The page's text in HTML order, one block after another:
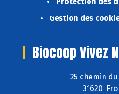
Gestion des
Biocoop Vivez
25 chemin
31620